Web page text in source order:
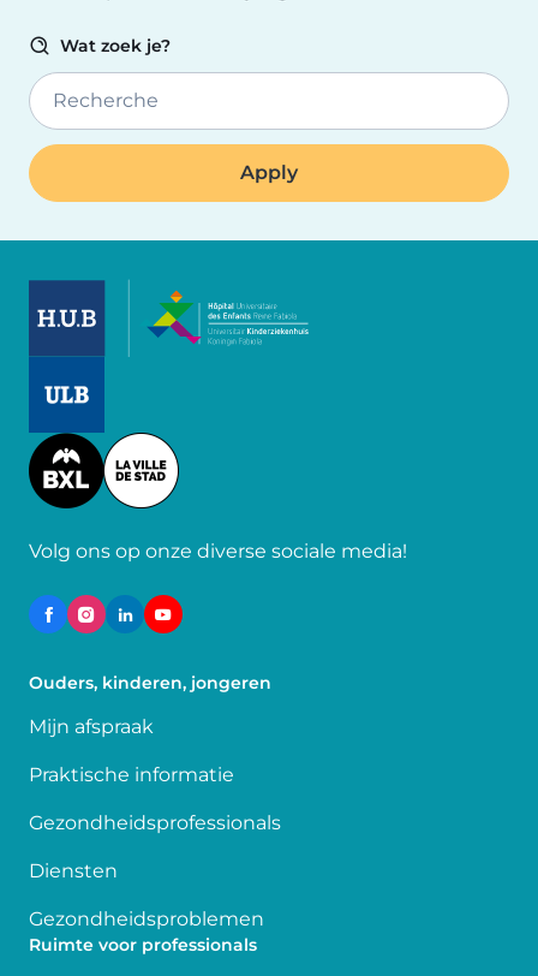
Wat zoek je?
Recherche
Image
Volg ons op onze diverse sociale media!
Ouders, kinderen, jongeren
Mijn afspraak
Praktische informatie
Gezondheidsprofessionals
Diensten
Gezondheidsproblemen
Ruimte voor professionals